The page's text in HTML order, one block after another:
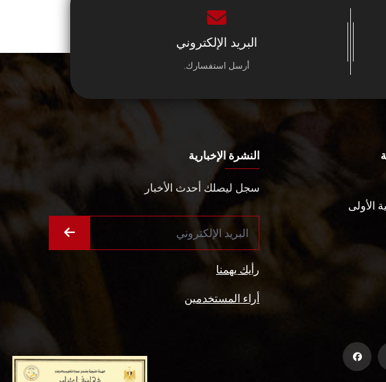
البريد الإلكتروني
أرسل استفسارك.
الأولى
النشرة الإخبارية
سجل ليصلك أحدث الأخبار
رأيك يهمنا
أراء المستخدمين